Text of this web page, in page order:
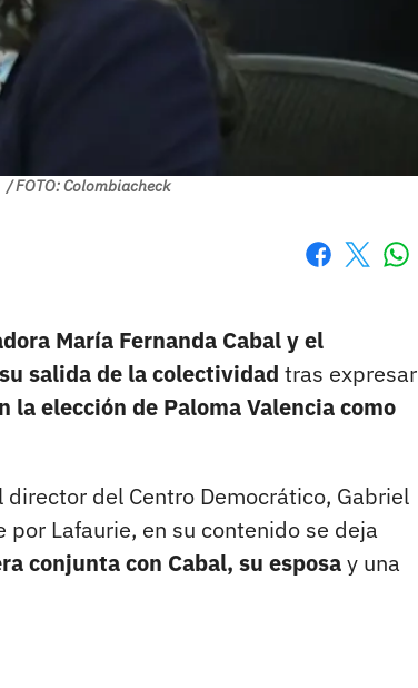
/ FOTO: Colombiacheck
María Fernanda Cabal y el
salida de la colectividad tras expresar
elección de Paloma Valencia como
del Centro Democrático, Gabriel
Lafaurie, en su contenido se deja
conjunta con Cabal, su esposay una